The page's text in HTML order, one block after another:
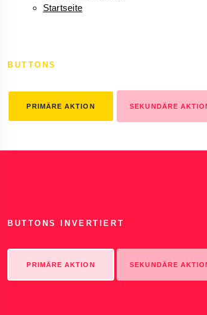
Startseite
BUTTONS
PRIMÄRE AKTION SEKUNDÄRE
BUTTONS INVERTIERT
PRIMÄRE AKTION SEKUNDÄRE